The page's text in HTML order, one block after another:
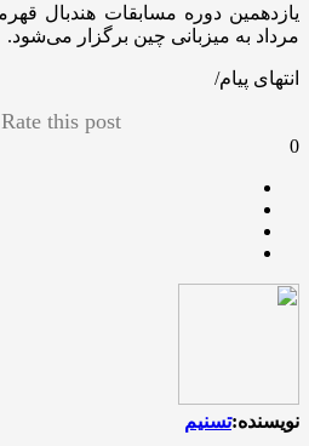
مرداد به میزبانی چین برگزار می‌شود.
انتهای پیام/
Rate this post
0
نویسنده:تسنیم